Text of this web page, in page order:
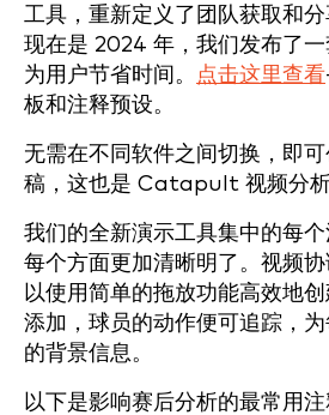
工具，重新定义了团队获取和分
现在是 2024 年，我们发布了一
为用户节省时间。
点击这里查看
板和注释预设。
无需在不同软件之间切换，即
稿，这也是 Catapult 视频分析
我们的全新演示工具集中的每
每个方面更加清晰明了。视频
以使用简单的拖放功能高效地
添加，球员的动作便可追踪，
的背景信息。
以下是影响赛后分析的最常用注